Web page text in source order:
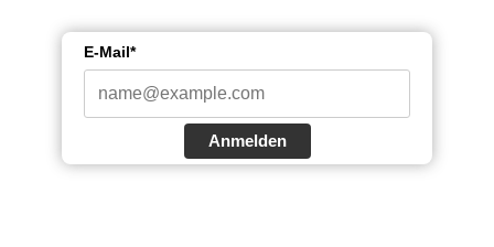
E-Mail*
Anmelden